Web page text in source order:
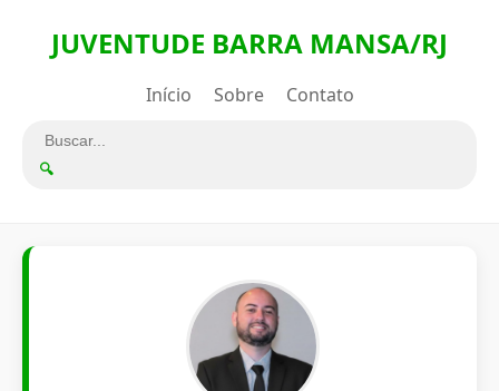
JUVENTUDE BARRA MANSA/RJ
Início Sobre Contato
🔍